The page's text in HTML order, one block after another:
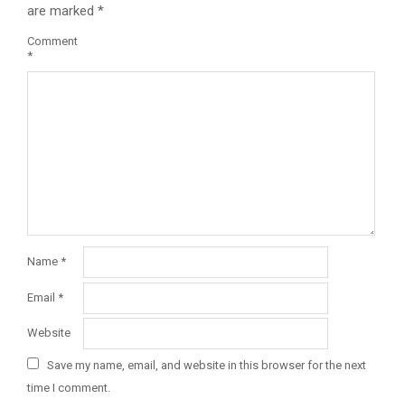
are marked *
Comment
*
Name *
Email *
Website
Save my name, email, and website in this browser for the next
time I comment.